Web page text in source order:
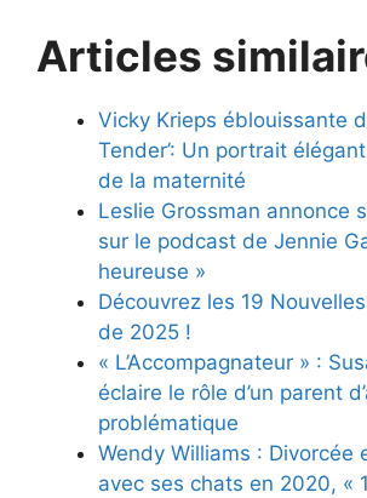
Articles
Vicky Krieps éblouissante
Tender’: Un portrait
de la maternité
Leslie Grossman annonce
sur le podcast de Jennie
heureuse »
Découvrez les 19
de 2025 !
« L’Accompagnateur » :
éclaire le rôle d’un parent
problématique
Wendy Williams : Divorcée
avec ses chats en 2020, «